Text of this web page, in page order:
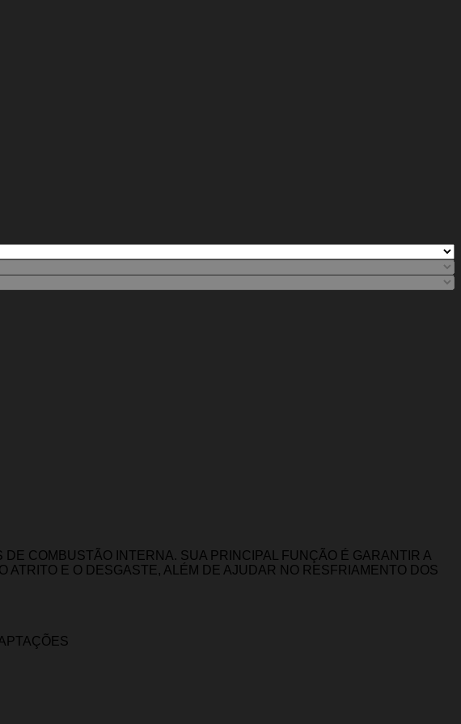
COMBUSTÃO INTERNA. SUA PRINCIPAL FUNÇÃO É GARANTIR A
E O DESGASTE, ALÉM DE AJUDAR NO RESFRIAMENTO DOS